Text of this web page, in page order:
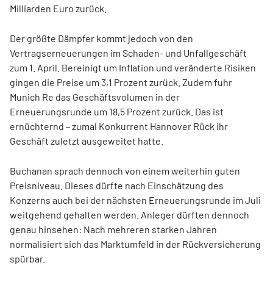
Milliarden Euro zurück.
Der größte Dämpfer kommt jedoch von den
Vertragserneuerungen im Schaden- und Unfallgeschäft
zum 1. April. Bereinigt um Inflation und veränderte Risiken
gingen die Preise um 3,1 Prozent zurück. Zudem fuhr
Munich Re das Geschäftsvolumen in der
Erneuerungsrunde um 18,5 Prozent zurück. Das ist
ernüchternd – zumal Konkurrent Hannover Rück ihr
Geschäft zuletzt ausgeweitet hatte.
Buchanan sprach dennoch von einem weiterhin guten
Preisniveau. Dieses dürfte nach Einschätzung des
Konzerns auch bei der nächsten Erneuerungsrunde im Juli
weitgehend gehalten werden. Anleger dürften dennoch
genau hinsehen: Nach mehreren starken Jahren
normalisiert sich das Marktumfeld in der Rückversicherung
spürbar.